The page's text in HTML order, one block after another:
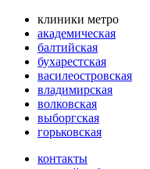
клиники метро
академическая
балтийская
бухарестская
василеостровская
владимирская
волковская
выборгская
горьковская
контакты